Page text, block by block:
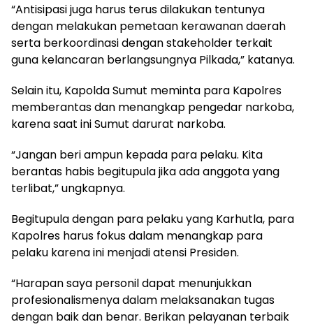
“Antisipasi juga harus terus dilakukan tentunya
dengan melakukan pemetaan kerawanan daerah
serta berkoordinasi dengan stakeholder terkait
guna kelancaran berlangsungnya Pilkada,” katanya.
Selain itu, Kapolda Sumut meminta para Kapolres
memberantas dan menangkap pengedar narkoba,
karena saat ini Sumut darurat narkoba.
“Jangan beri ampun kepada para pelaku. Kita
berantas habis begitupula jika ada anggota yang
terlibat,” ungkapnya.
Begitupula dengan para pelaku yang Karhutla, para
Kapolres harus fokus dalam menangkap para
pelaku karena ini menjadi atensi Presiden.
“Harapan saya personil dapat menunjukkan
profesionalismenya dalam melaksanakan tugas
dengan baik dan benar. Berikan pelayanan terbaik